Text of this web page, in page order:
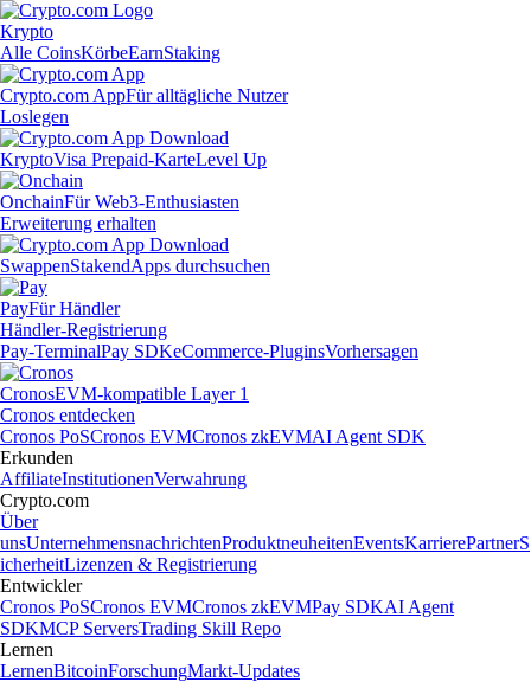
Krypto
Alle CoinsKörbeEarnStaking
Crypto.com AppFür alltägliche Nutzer
Loslegen
KryptoVisa Prepaid-KarteLevel Up
OnchainFür Web3-Enthusiasten
Erweiterung erhalten
SwappenStakendApps durchsuchen
PayFür Händler
Händler-Registrierung
Pay-TerminalPay SDKeCommerce-PluginsVorhersagen
CronosEVM-kompatible Layer 1
Cronos entdecken
Cronos PoSCronos EVMCronos zkEVMAI Agent SDK
Erkunden
AffiliateInstitutionenVerwahrung
Crypto.com
Über
unsUnternehmensnachrichtenProduktneuheitenEventsKarrierePartnerS
icherheitLizenzen & Registrierung
Entwickler
Cronos PoSCronos EVMCronos zkEVMPay SDKAI Agent
SDKMCP ServersTrading Skill Repo
Lernen
LernenBitcoinForschungMarkt-Updates